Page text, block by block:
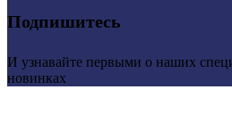
Подпишитесь
И узнавайте первыми о наших
новинках